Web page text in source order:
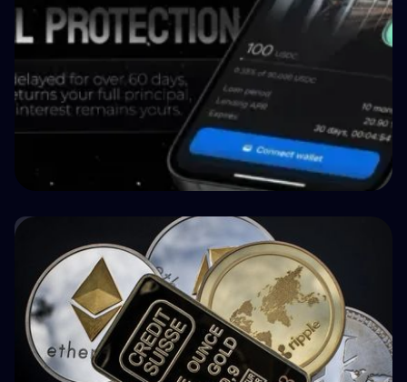
How BuyBack Protection Works in P2P
Lending (and What It Doesn't Do)